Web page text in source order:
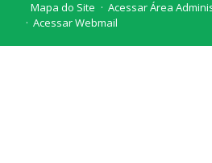
Mapa do Site
Acessar Área
Acessar Webmail